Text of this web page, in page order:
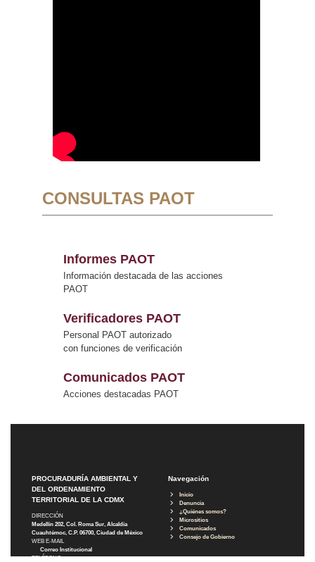
CONSULTAS PAOT
Informes PAOT
Información destacada de las acciones
PAOT
Verificadores PAOT
Personal PAOT autorizado
con funciones de verificación
Comunicados PAOT
Acciones destacadas PAOT
PROCURADURÍA AMBIENTAL Y
DEL ORDENAMIENTO
TERRITORIAL DE LA CDMX
DIRECCIÓN
Medellín 202, Col. Roma Sur, Alcaldía
Cuauhtémoc, C.P. 06700, Ciudad de México
WEB E-MAIL
Correo Institucional
TELÉFONO
Navegación
Inicio
Denuncia
¿Quiénes somos?
Micrositios
Comunicados
Consejo de Gobierno